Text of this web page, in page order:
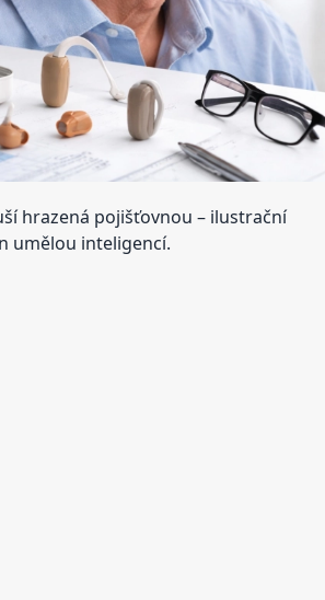
hrazená pojišťovnou – ilustrační
umělou inteligencí.